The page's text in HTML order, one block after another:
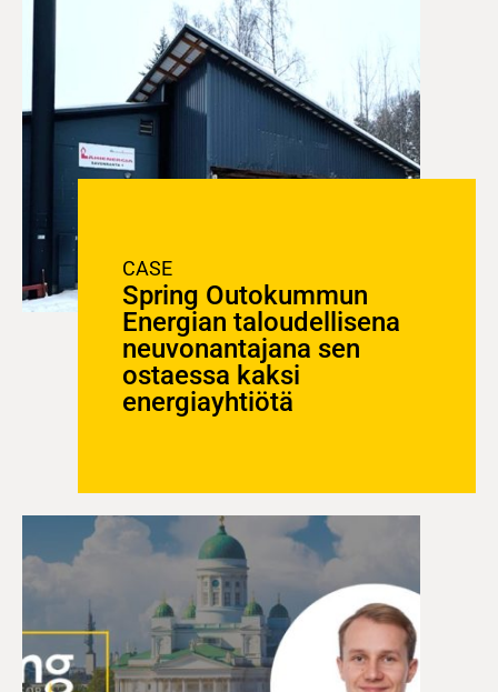
CASE
Spring Outokummun
Energian taloudellisena
neuvonantajana sen
ostaessa kaksi
energiayhtiötä